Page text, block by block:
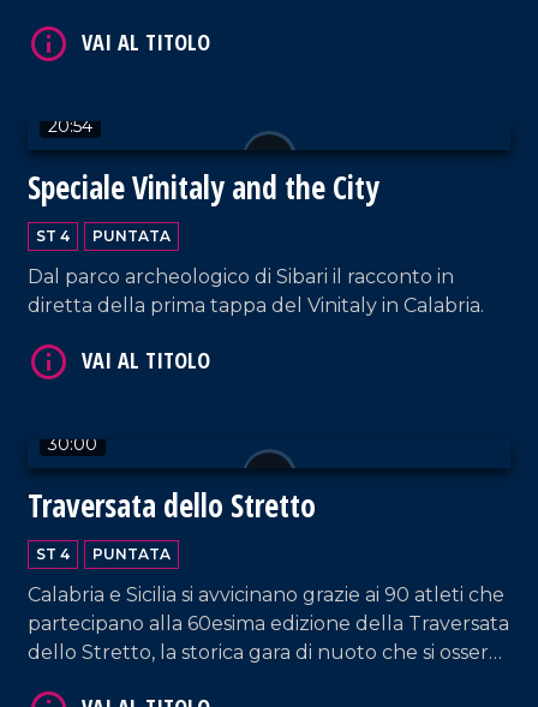
20:54
Speciale Vinitaly and the City
ST 4 PUNTATA
Dal parco archeologico di Sibari il racconto in
diretta della prima tappa del Vinitaly in Calabria.
30:00
Traversata dello Stretto
ST 4 PUNTATA
Calabria e Sicilia si avvicinano grazie ai 90 atleti che
partecipano alla 60esima edizione della Traversata
dello Stretto, la storica gara di nuoto che si osserva
VAI AL TITOLO